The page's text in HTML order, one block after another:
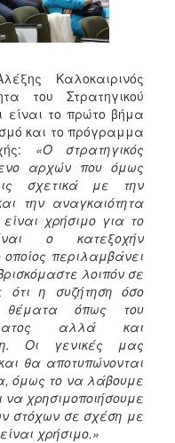
Καλοκαιρινός
του Στρατηγικού
είναι το πρώτο βήμα
και το πρόγραμμα
«Ο στρατηγικός
αρχών που όμως
σχετικά με την
την αναγκαιότητα
χρήσιμο για το
ο κατεξοχήν
περιλαμβάνει
λοιπόν σε
ότι η συζήτηση όσο
θέματα όπως του
αλλά και
Οι γενικές μας
θα αποτυπώνονται
όμως το να λάβουμε
χρησιμοποιήσουμε
στόχων σε σχέση με
χρήσιμο.»